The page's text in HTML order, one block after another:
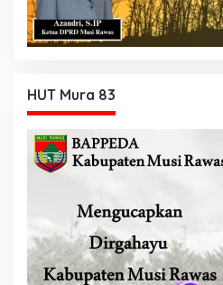
HUT Mura 83